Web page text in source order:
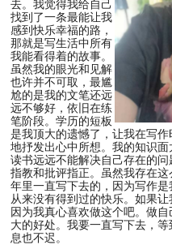
去。我觉得我给自己
找到了一条最能让我
感到快乐幸福的路，
那就是写生活中所有
我能看得着的故事。
虽然我的眼光和见解
也许并不可取，最尴
尬的是我的文笔还远
远不够好，依旧在练
笔阶段。学历的短板
是我顶大的遗憾了，让我在写
地抒发出心中所想。我的知识
读书远远不能解决自己存在的
指教和批评指正。虽然我存在
年里一直写下去的，因为写作
从来没有得到过的快乐。如果
因为我真心喜欢做这个吧。做
大的好处。我要一直写下去，
息也不迟。